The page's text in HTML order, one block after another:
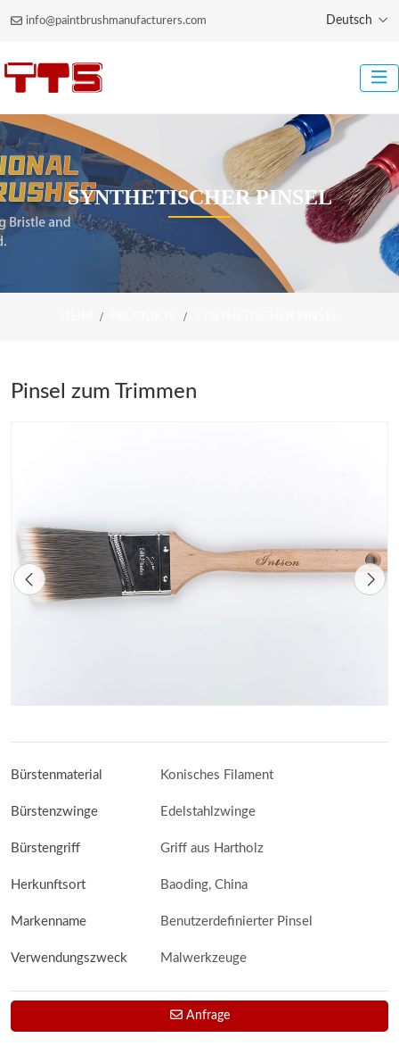
info@paintbrushmanufacturers.com Deutsch
SYNTHETISCHER PINSEL
Pinsel zum Trimmen
Bürstenmaterial Konisches Filament
Bürstenzwinge Edelstahlzwinge
Bürstengriff Griff aus Hartholz
Herkunftsort Baoding, China
Markenname Benutzerdefinierter Pinsel
Verwendungszweck Malwerkzeuge
Anfrage